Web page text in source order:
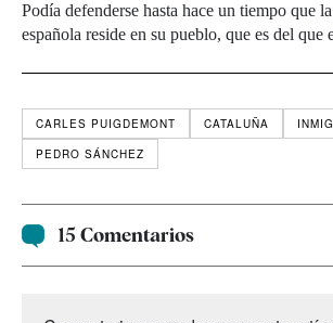
Podía defenderse hasta hace un tiempo que
española reside en su pueblo, que es del
CARLES PUIGDEMONT CATALUÑA
PEDRO SÁNCHEZ
15 Comentarios